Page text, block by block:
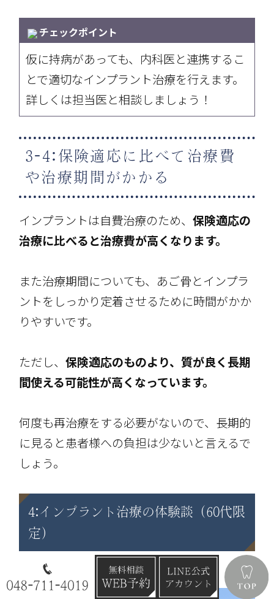
チェックポイント
仮に持病があっても、内科医と連携するこ
とで適切なインプラント治療を行えます。
詳しくは担当医と相談しましょう！
3-4:保険適応に比べて治療費
や治療期間がかかる
インプラントは自費治療のため、保険適応の
治療に比べると治療費が高くなります。
また治療期間についても、あご骨とインプラ
ントをしっかり定着させるために時間がかか
りやすいです。
ただし、保険適応のものより、質が良く長期
間使える可能性が高くなっています。
何度も再治療をする必要がないので、長期的
に見ると患者様への負担は少ないと言えるで
しょう。
4:インプラント治療の体験談（60代限
定）